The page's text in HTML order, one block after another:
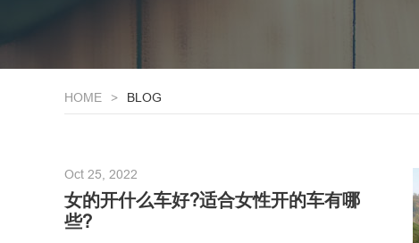
HOME BLOG
Oct 25, 2022
女的开什么车好?适合女性开的车有哪
些?